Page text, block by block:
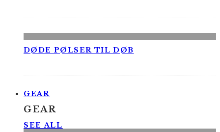
DØDE PØLSER TIL DØB
GEAR
GEAR
SEE ALL